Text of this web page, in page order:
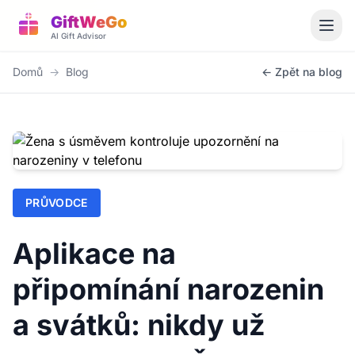
GiftWeGo
AI Gift Advisor
Domů → Blog ← Zpět na blog
PRŮVODCE
Aplikace na
připomínání narozenin
a svátků: nikdy už